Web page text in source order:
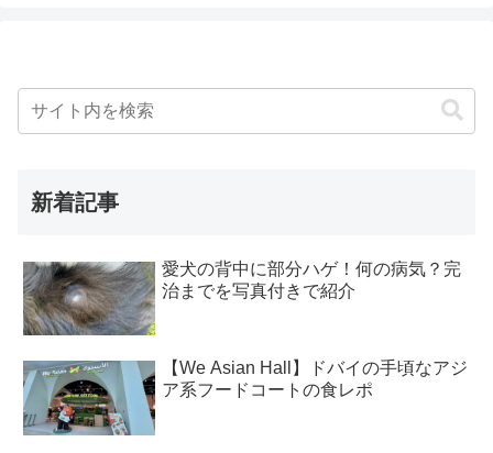
新着記事
愛犬の背中に部分ハゲ！何の病気？完
治までを写真付きで紹介
【We Asian Hall】ドバイの手頃なアジ
ア系フードコートの食レポ